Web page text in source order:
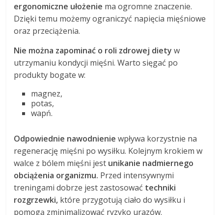
ergonomiczne ułożenie ma ogromne znaczenie.
Dzięki temu możemy ograniczyć napięcia mięśniowe
oraz przeciążenia.
Nie można zapominać o roli zdrowej diety w
utrzymaniu kondycji mięśni. Warto sięgać po
produkty bogate w:
magnez,
potas,
wapń.
Odpowiednie nawodnienie wpływa korzystnie na
regenerację mięśni po wysiłku. Kolejnym krokiem w
walce z bólem mięśni jest unikanie nadmiernego
obciążenia organizmu. Przed intensywnymi
treningami dobrze jest zastosować techniki
rozgrzewki, które przygotują ciało do wysiłku i
pomogą zminimalizować ryzyko urazów.